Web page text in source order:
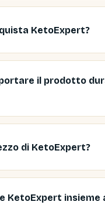
KetoExpert?
il prodotto
di KetoExpert?
KetoExpert insieme